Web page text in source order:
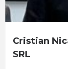
Cristian
SRL